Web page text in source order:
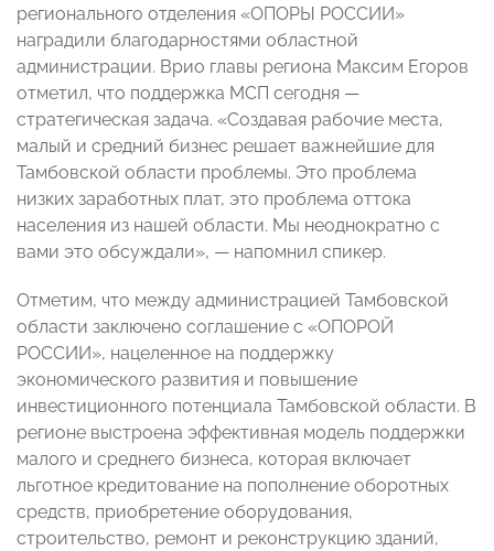
регионального отделения «ОПОРЫ РОССИИ»
наградили благодарностями областной
администрации. Врио главы региона Максим Егоров
отметил, что поддержка МСП сегодня —
стратегическая задача. «Создавая рабочие места,
малый и средний бизнес решает важнейшие для
Тамбовской области проблемы. Это проблема
низких заработных плат, это проблема оттока
населения из нашей области. Мы неоднократно с
вами это обсуждали», — напомнил спикер.
Отметим, что между администрацией Тамбовской
области заключено соглашение с «ОПОРОЙ
РОССИИ», нацеленное на поддержку
экономического развития и повышение
инвестиционного потенциала Тамбовской области. В
регионе выстроена эффективная модель поддержки
малого и среднего бизнеса, которая включает
льготное кредитование на пополнение оборотных
средств, приобретение оборудования,
строительство, ремонт и реконструкцию зданий,